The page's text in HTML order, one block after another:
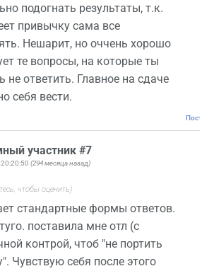
подогнать результаты, т.к.
привычку сама все
Нешарит, но оччень хорошо
те вопросы, на которые ты
ответить. Главное на сдаче
себя вести.
участник #7
(294 месяца назад)
чтобы оценить)
стандартные формы ответов.
поставила мне отл (с
контрой, чтоб "не портить
Чувствую себя после этого